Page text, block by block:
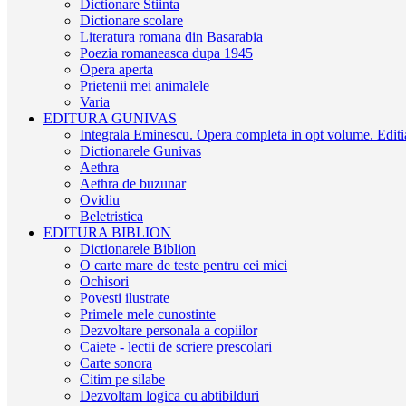
Dictionare Stiinta
Dictionare scolare
Literatura romana din Basarabia
Poezia romaneasca dupa 1945
Opera aperta
Prietenii mei animalele
Varia
EDITURA GUNIVAS
Integrala Eminescu. Opera completa in opt volume.
Dictionarele Gunivas
Aethra
Aethra de buzunar
Ovidiu
Beletristica
EDITURA BIBLION
Dictionarele Biblion
O carte mare de teste pentru cei mici
Ochisori
Povesti ilustrate
Primele mele cunostinte
Dezvoltare personala a copiilor
Caiete - lectii de scriere prescolari
Carte sonora
Citim pe silabe
Dezvoltam logica cu abtibilduri